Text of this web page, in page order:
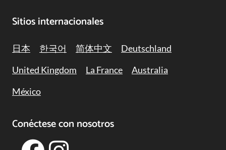
Sitios internacionales
日本 한국어 简体中文
Deutschland
United Kingdom
La France
Australia
México
Conéctese con nosotros